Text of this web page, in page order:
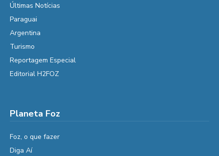
Últimas Notícias
Paraguai
Argentina
Turismo
Reportagem Especial
Editorial H2FOZ
Planeta Foz
Foz, o que fazer
Diga Aí